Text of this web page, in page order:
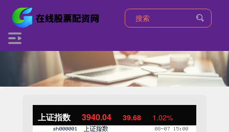
上证指数 3940.04 39.68 1.02%